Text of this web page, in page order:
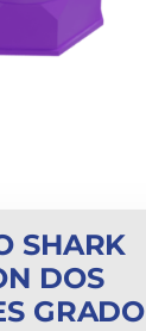
SHARK
DOS
GRADO